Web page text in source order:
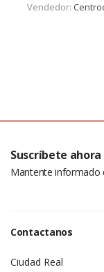
Vendedor:
Suscríbete ahora
Mantente informado
Contactanos
Ciudad Real